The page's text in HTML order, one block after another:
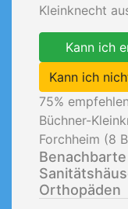
Kleinknecht
Kann ich
Kann ich
75%
Büchner-
Forchheim (8
Benachbarte
Orthopäden